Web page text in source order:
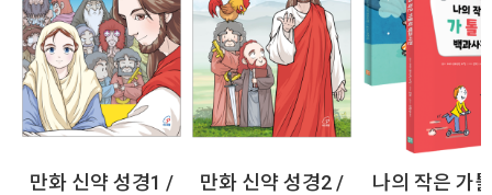
만화 신약 성경1 /
만화 신약 성경2 /
나의 작은 가